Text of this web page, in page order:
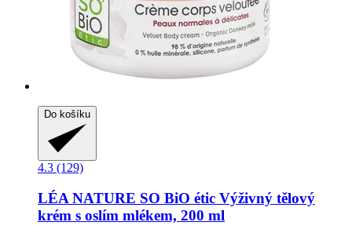
Do košíku
4.3 (129)
LÉA NATURE SO BiO étic Výživný tělový
krém s oslím mlékem, 200 ml